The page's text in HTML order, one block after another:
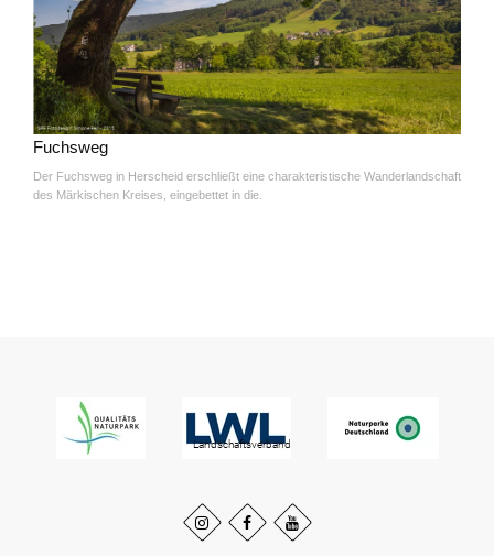
Fuchsweg
Der Fuchsweg in Herscheid erschließt eine charakteristische Wanderlandschaft
des Märkischen Kreises, eingebettet in die.